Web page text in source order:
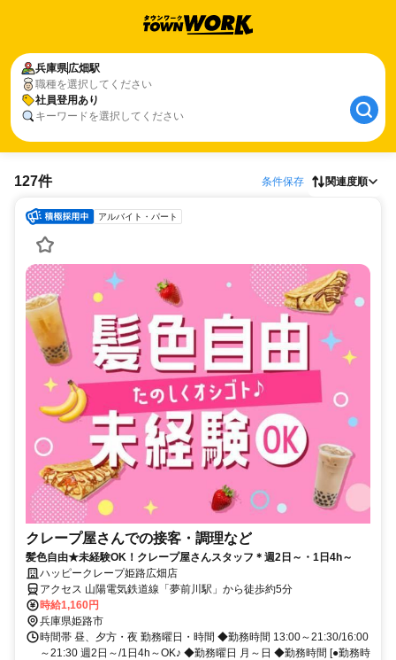
兵庫県広畑駅
職種を選択してください
社員登用あり
キーワードを選択してください
127件 条件保存 関連度順
アルバイト・パート
クレープ屋さんでの接客・調理など
髪色自由★未経験OK！クレープ屋さんスタッフ＊週2日～・1日4h～
ハッピークレープ姫路広畑店
アクセス 山陽電気鉄道線「夢前川駅」から徒歩約5分
時給1,160円
兵庫県姫路市
時間帯 昼、夕方・夜 勤務曜日・時間 ◆勤務時間 13:00～21:30/16:00
～21:30 週2日～/1日4h～OK♪ ◆勤務曜日 月～日 ◆勤務時間 [●勤務時